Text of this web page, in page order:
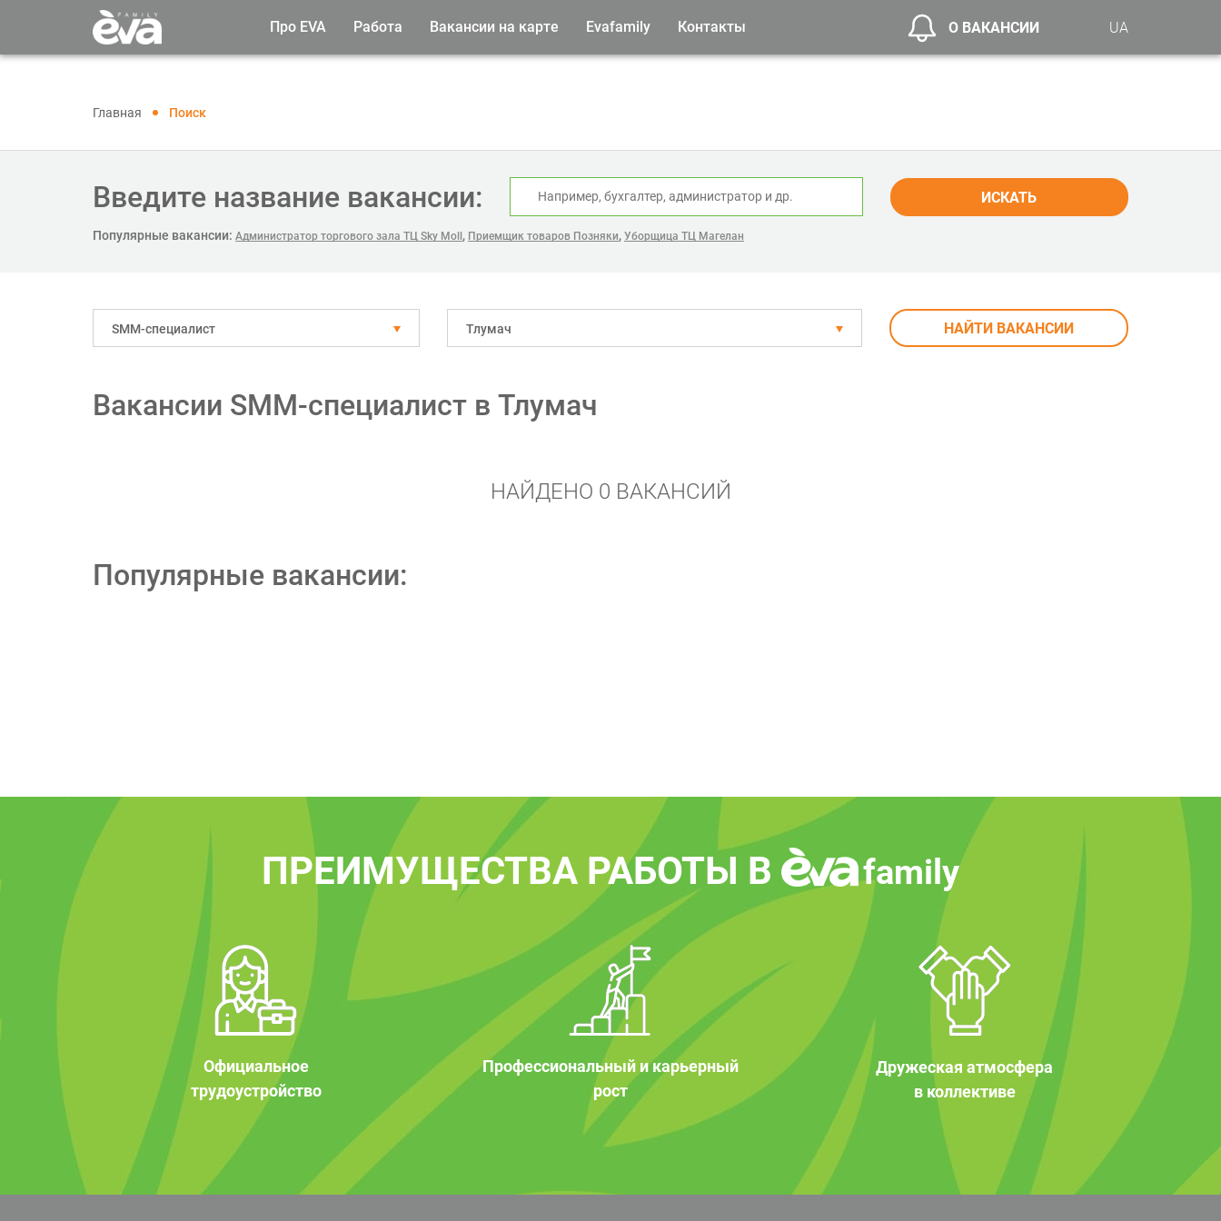
Про EVA Работа Вакансии на карте Evafamily Контакты О ВАКАНСИИ UA
Главная Поиск
Введите название вакансии: ИСКАТЬ
Популярные вакансии: Администратор торгового зала ТЦ Sky Moll , Приемщик товаров Позняки, Уборщица ТЦ Магелан
SMM-специалист Тлумач НАЙТИ ВАКАНСИИ
Вакансии SMM-специалист в Тлумач
НАЙДЕНО 0 ВАКАНСИЙ
Популярные вакансии:
ПРЕИМУЩЕСТВА РАБОТЫ В family
Официальное
трудоустройство
Профессиональный и карьерный
рост
Дружеская атмосфера
в коллективе